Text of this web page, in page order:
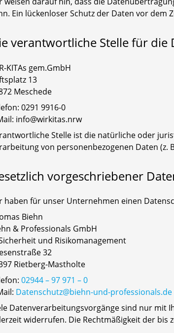
Ein lückenloser Schutz der Daten vor
verantwortliche Stelle für die
KITAs gem.GmbH
13
Meschede
0291 9916-0
info@wirkitas.nrw
Stelle ist die natürliche oder
von personenbezogenen Daten (z.
vorgeschriebener
haben für unser Unternehmen einen
Biehn
& Professionals GmbH
und Risikomanagement
32
Rietberg-Mastholte
02944 – 97 971 – 0
Datenschutz@biehn-und-professionals.de
Datenverarbeitungsvorgänge sind nur mit
widerrufen. Die Rechtmäßigkeit der